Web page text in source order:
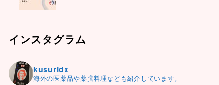
インスタグラム
kusuridx
海外の医薬品や薬膳料理なども紹介しています。